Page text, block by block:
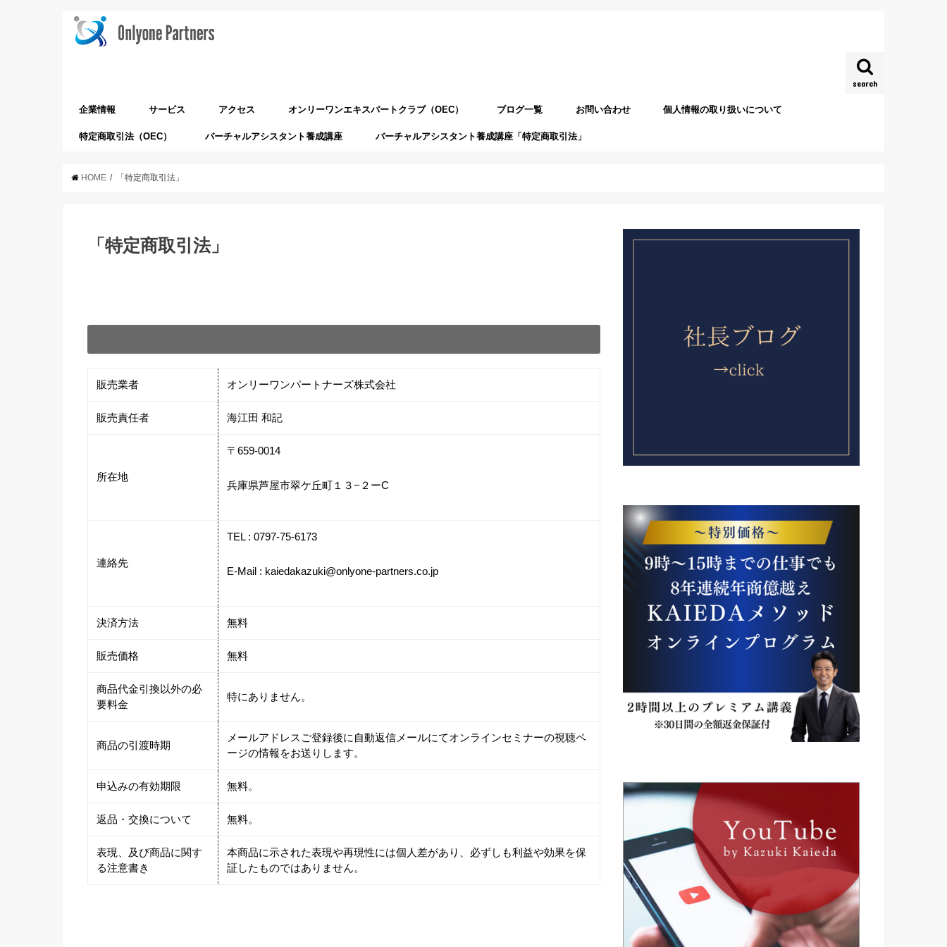
search
企業情報
会社概要
ミッション&行動指針
代表メッセージ
沿革
サービス
スクール運営事業
システム販売事業（tebanasu）
アクセス オンリーワンエキスパートクラブ（OEC） ブログ一覧 お問い合わせ 個人情報の取り扱いについて
特定商取引法（OEC） バーチャルアシスタント養成講座 バーチャルアシスタント養成講座「特定商取引法」
HOME 「特定商取引法」
「特定商取引法」
販売業者 オンリーワンパートナーズ株式会社
販売責任者 海江田 和記
所在地
〒659-0014
兵庫県芦屋市翠ケ丘町１３−２ーC
連絡先
TEL : 0797-75-6173
E-Mail : kaiedakazuki@onlyone-partners.co.jp
決済方法 無料
販売価格 無料
商品代金引換以外の必
要料金
特にありません。
商品の引渡時期
メールアドレスご登録後に自動返信メールにてオンラインセミナーの視聴ペ
ージの情報をお送りします。
申込みの有効期限 無料。
返品・交換について 無料。
表現、及び商品に関す
る注意書き
本商品に示された表現や再現性には個人差があり、必ずしも利益や効果を保
証したものではありません。